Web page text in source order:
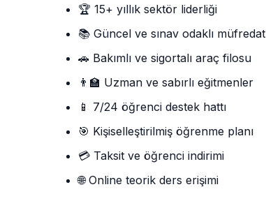
🏆 15+ yıllık sektör liderliği
📚 Güncel ve sınav odaklı müfredat
🚗 Bakımlı ve sigortalı araç filosu
👨‍🏫 Uzman ve sabırlı eğitmenler
📱 7/24 öğrenci destek hattı
🎯 Kişiselleştirilmiş öğrenme planı
💳 Taksit ve öğrenci indirimi
🌐 Online teorik ders erişimi